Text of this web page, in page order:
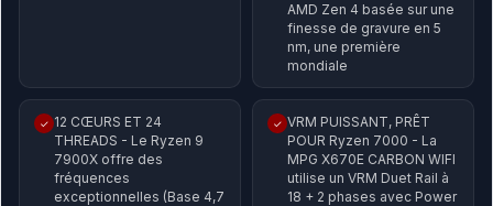
AMD Zen 4 basée sur une
finesse de gravure en 5
nm, une première
mondiale
✓ 12 CŒURS ET 24
THREADS - Le Ryzen 9
7900X offre des
fréquences
exceptionnelles (Base 4,7
✓ VRM PUISSANT, PRÊT
POUR Ryzen 7000 - La
MPG X670E CARBON WIFI
utilise un VRM Duet Rail à
18 + 2 phases avec Power